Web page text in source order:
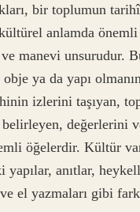
bir toplumun
anlamda
manevi unsurudur.
ya da yapı
izlerini taşıyan,
değerlerini
öğelerdir. Kültür
yapılar, anıtlar,
el yazmaları gibi